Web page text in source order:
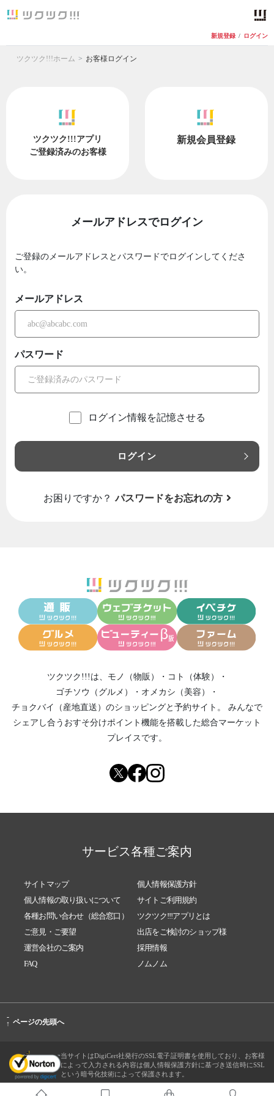
新規登録 / ログイン
ツクツク!!!ホーム お客様ログイン
ツクツク!!!アプリ
ご登録済みのお客様
新規会員登録
メールアドレスでログイン
ご登録のメールアドレスとパスワードでログインしてくださ
い。
メールアドレス
パスワード
ログイン情報を記憶させる
ログイン
お困りですか？ パスワードをお忘れの方
ツクツク!!!は、 モノ（物販） ・ コト（体験）
・
ゴチソウ（グルメ）
・ オメカシ（美容）
・
チョクバイ（産地直送） のショッピングと予約サイト。
みんなで
シェアし合う おすそ分けポイント機能を搭載した総合マーケット
プレイスです。
サービス各種ご案内
サイトマップ
個人情報保護方針
個人情報の取り扱いについて
サイトご利用規約
各種お問い合わせ（総合窓口）
ツクツク!!!アプリとは
ご意見・ご要望
出店をご検討のショップ様
運営会社のご案内
採用情報
FAQ
ノムノム
-
↑ ページの先頭へ
当サイトはDigiCert社発行のSSL電子証明書を使用しており、お客様
によって入力される内容は個人情報保護方針に基づき送信時にSSL
という暗号化技術によって保護されます。